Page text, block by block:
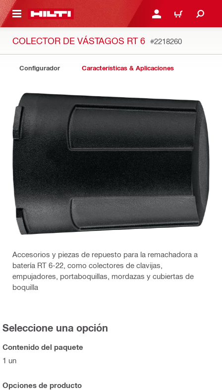
PRINCIPAL INICIE SESIÓN O
CARRITO
COLECTOR DE VÁSTAGOS RT 6 #2218260
Configurador Características & Aplicaciones
Accesorios y piezas de repuesto para la remachadora a
batería RT 6-22, como colectores de clavijas,
empujadores, portaboquillas, mordazas y cubiertas de
boquilla
Seleccione una opción
Contenido del paquete
1 un
Opciones de producto